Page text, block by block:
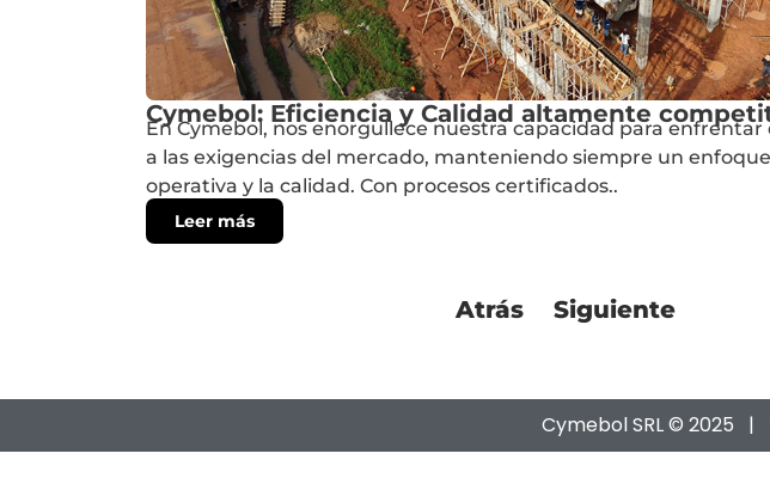
Cymebol: Eficiencia y Calidad altamente
En Cymebol, nos enorgullece nuestra capacidad para
a las exigencias del mercado, manteniendo siempre un
operativa y la calidad. Con procesos certificados..
Leer más
Atrás Siguiente
Cymebol SRL © 2025 |